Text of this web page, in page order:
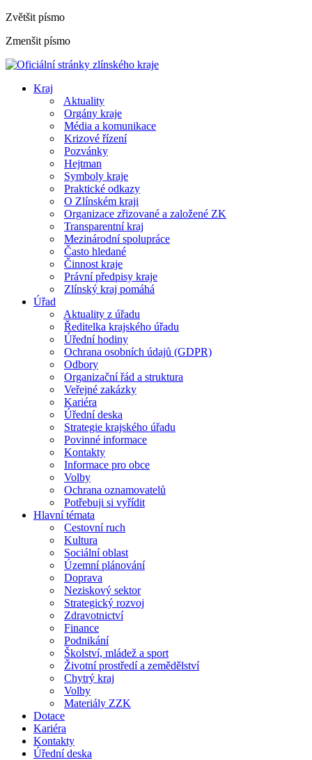
Zvětšit písmo
Zmenšit písmo
Kraj
Aktuality
Orgány kraje
Média a komunikace
Krizové řízení
Pozvánky
Hejtman
Symboly kraje
Praktické odkazy
O Zlínském kraji
Organizace zřizované a založené ZK
Transparentní kraj
Mezinárodní spolupráce
Často hledané
Činnost kraje
Právní předpisy kraje
Zlínský kraj pomáhá
Úřad
Aktuality z úřadu
Ředitelka krajského úřadu
Úřední hodiny
Ochrana osobních údajů (GDPR)
Odbory
Organizační řád a struktura
Veřejné zakázky
Kariéra
Úřední deska
Strategie krajského úřadu
Povinné informace
Kontakty
Informace pro obce
Volby
Ochrana oznamovatelů
Potřebuji si vyřídit
Hlavní témata
Cestovní ruch
Kultura
Sociální oblast
Územní plánování
Doprava
Neziskový sektor
Strategický rozvoj
Zdravotnictví
Finance
Podnikání
Školství, mládež a sport
Životní prostředí a zemědělství
Chytrý kraj
Volby
Materiály ZZK
Dotace
Kariéra
Kontakty
Úřední deska